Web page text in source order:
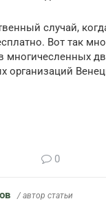
случай,
Вот так
многичесленных
организаций
0
/ автор статьи